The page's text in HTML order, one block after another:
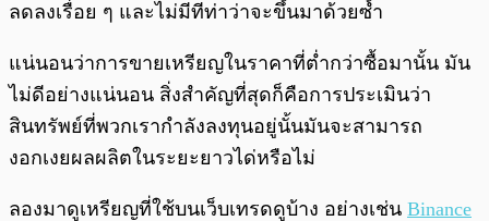
ลดลงเรื่อย ๆ และไม่มีทีท่าว่าจะขึ้นมาด้วยซ้ำ
แน่นอนว่าการขายเหรียญในราคาที่ต่ำกว่าซื้อมานั้น มัน
ไม่ดีอย่างแน่นอน สิ่งสำคัญที่สุดก็คือการประเมินว่า
สินทรัพย์ที่พวกเรากำลังลงทุนอยู่นั้นมันจะสามารถ
งอกเงยผลผลิตในระยะยาวได่หรือไม่
ลองมาดูเหรียญที่ใช้บนเว็บเทรดดูบ้าง อย่างเช่น Binance